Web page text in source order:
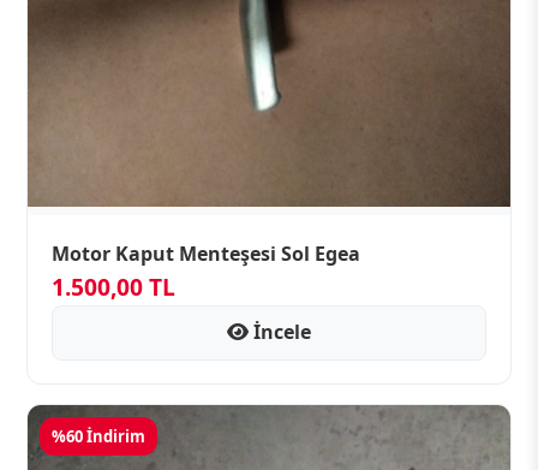
Motor Kaput Menteşesi Sol Egea
1.500,00 TL
İncele
%60 İndirim